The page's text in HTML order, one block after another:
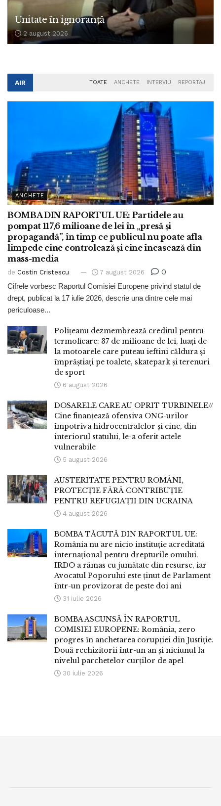
Unitate în ignoranță
2 august 2026
AIR TOATE ANCHETE INTERVIU REPORTAJ
ANCHETE
BOMBA DIN RAPORTUL UE: Partidele au
pompat 117,6 milioane de lei în „presă și
propagandă”, în timp ce publicul nu poate afla
limpede cine controlează și cine încasează din
mass-media
de Costin Cristescu 7 august 2026 0
Cifrele vorbesc Raportul Comisiei Europene privind statul de
drept, publicat la 17 iulie 2026, descrie una dintre cele mai
periculoase...
Polițeanu dezmembrează creditul pentru
termoficare: 37 de milioane de lei, luați de
la motoarele care puteau ieftini căldura și
împrăștiați pe toalete, skatepark și terenuri
de sport
6 august 2026
DOSARELE CARE AU OPRIT TURBINELE//
Cine finanțează ofensiva ONG-urilor
împotriva hidrocentralelor și cine, din
interiorul statului, le-a oferit actele
vulnerabile
5 august 2026
AUSTERITATE PENTRU ROMÂNI,
PROTECȚIE FĂRĂ CONTRIBUȚIE
PENTRU REFUGIAȚII DIN UCRAINA
4 august 2026
BOMBA TĂCUTĂ DIN RAPORTUL UE:
România nu are nicio instituție acreditată
internațional pentru drepturile omului.
IRDO a rămas cu jumătate din resurse, iar
Avocatul Poporului este ținut de Parlament
într-un provizorat de peste doi ani
31 iulie 2026
BOMBA ASCUNSĂ ÎN RAPORTUL
COMISIEI EUROPENE: România, zero
progres în anchetarea corupției din Justiție.
Două rechizitorii într-un an și niciunul la
nivelul parchetelor curților de apel
30 iulie 2026